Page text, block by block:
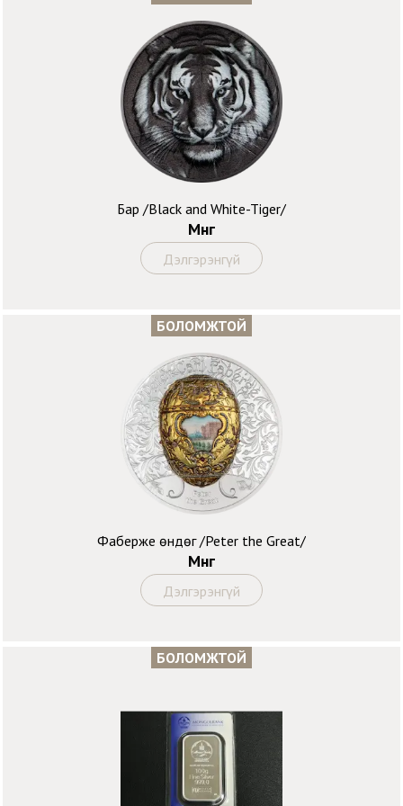
Бар /Black and White-Tiger/
Мөнгө
Дэлгэрэнгүй
БОЛОМЖТОЙ
Фаберже өндөг /Peter the Great/
Мөнгө
Дэлгэрэнгүй
БОЛОМЖТОЙ